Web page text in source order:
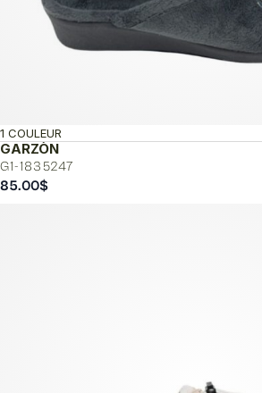
GARZÒN
G1-1835247
1 COULEUR
85.00$